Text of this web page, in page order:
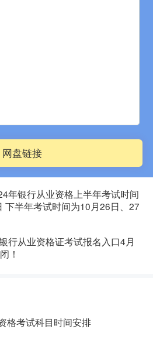
网盘链接
年银行从业资格上半年考试时间
下半年考试时间为10月26日、27
行从业资格证考试报名入口4月
！
格考试科目时间安排